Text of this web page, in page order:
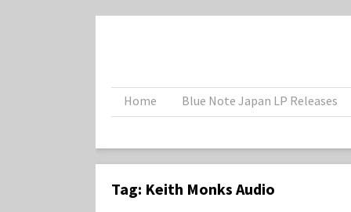
Home Blue Note Japan LP Releases
Tag: Keith Monks Audio